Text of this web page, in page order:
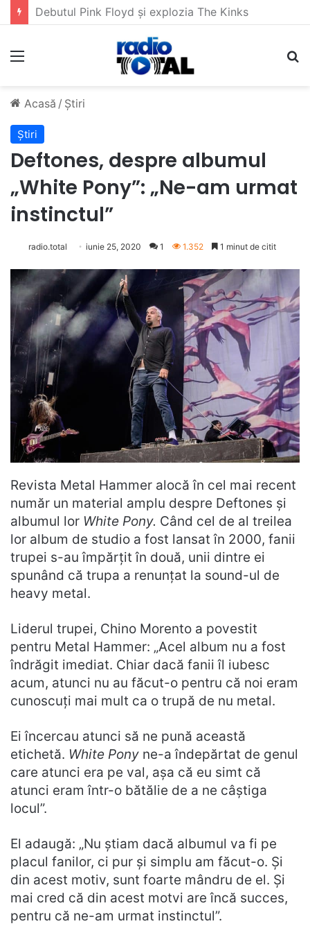
Meniu
Acasă / Știri
Știri
Deftones, despre albumul
„White Pony”: „Ne-am urmat
instinctul”
radio.total iunie 25, 2020 1 1.352 1 minut de citit
Revista Metal Hammer alocă în cel mai recent
număr un material amplu despre Deftones și
albumul lor White Pony. Când cel de al treilea
lor album de studio a fost lansat în 2000, fanii
trupei s-au împărțit în două, unii dintre ei
spunând că trupa a renunțat la sound-ul de
heavy metal.
Liderul trupei, Chino Morento a povestit
pentru Metal Hammer: „Acel album nu a fost
îndrăgit imediat. Chiar dacă fanii îl iubesc
acum, atunci nu au făcut-o pentru că noi eram
cunoscuți mai mult ca o trupă de nu metal.
Ei încercau atunci să ne pună această
etichetă. White Pony ne-a îndepărtat de genul
care atunci era pe val, așa că eu simt că
atunci eram într-o bătălie de a ne câștiga
locul”.
El adaugă: „Nu știam dacă albumul va fi pe
placul fanilor, ci pur și simplu am făcut-o. Și
din acest motiv, sunt foarte mândru de el. Și
mai cred că din acest motvi are încă succes,
pentru că ne-am urmat instinctul”.